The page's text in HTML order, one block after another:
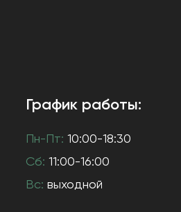
График работы:
Пн-Пт: 10:00-18:30
Сб: 11:00-16:00
Вс: выходной